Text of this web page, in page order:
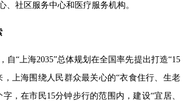
、社区服务中心和医疗服务机构。
自“上海2035”总体规划在全国率先提出打造“15
，上海围绕人民群众最关心的“衣食住行、生老
，在市民15分钟步行的范围内，建设“宜居、